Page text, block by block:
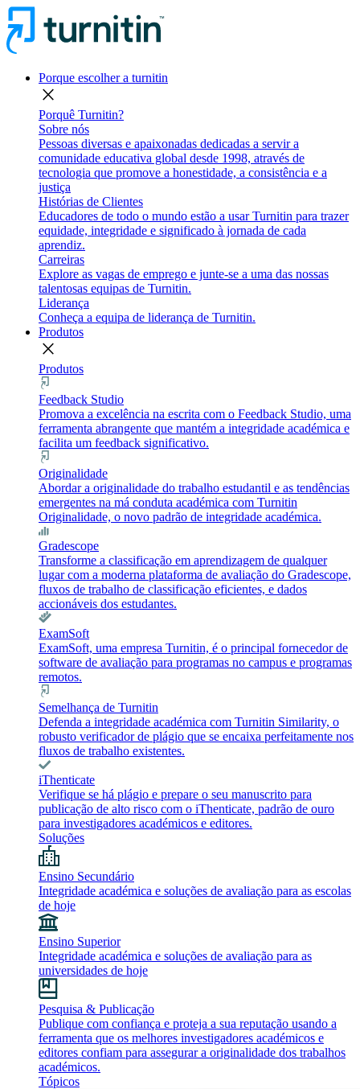
Porque escolher a turnitin
close
Porquê Turnitin?
Sobre nós
Pessoas diversas e apaixonadas dedicadas a servir a
comunidade educativa global desde 1998, através de
tecnologia que promove a honestidade, a consistência e a
justiça
Histórias de Clientes
Educadores de todo o mundo estão a usar Turnitin para trazer
equidade, integridade e significado à jornada de cada
aprendiz.
Carreiras
Explore as vagas de emprego e junte-se a uma das nossas
talentosas equipas de Turnitin.
Liderança
Conheça a equipa de liderança de Turnitin.
Produtos
close
Produtos
Feedback Studio
Promova a excelência na escrita com o Feedback Studio, uma
ferramenta abrangente que mantém a integridade académica e
facilita um feedback significativo.
Originalidade
Abordar a originalidade do trabalho estudantil e as tendências
emergentes na má conduta académica com Turnitin
Originalidade, o novo padrão de integridade académica.
Gradescope
Transforme a classificação em aprendizagem de qualquer
lugar com a moderna plataforma de avaliação do Gradescope,
fluxos de trabalho de classificação eficientes, e dados
accionáveis dos estudantes.
ExamSoft
ExamSoft, uma empresa Turnitin, é o principal fornecedor de
software de avaliação para programas no campus e programas
remotos.
Semelhança de Turnitin
Defenda a integridade académica com Turnitin Similarity, o
robusto verificador de plágio que se encaixa perfeitamente nos
fluxos de trabalho existentes.
iThenticate
Verifique se há plágio e prepare o seu manuscrito para
publicação de alto risco com o iThenticate, padrão de ouro
para investigadores académicos e editores.
Soluções
Ensino Secundário
Integridade académica e soluções de avaliação para as escolas
de hoje
Ensino Superior
Integridade académica e soluções de avaliação para as
universidades de hoje
Pesquisa & Publicação
Publique com confiança e proteja a sua reputação usando a
ferramenta que os melhores investigadores académicos e
editores confiam para assegurar a originalidade dos trabalhos
académicos.
Tópicos